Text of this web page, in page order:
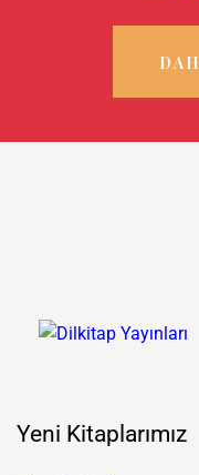
Yeni Kitaplarımız